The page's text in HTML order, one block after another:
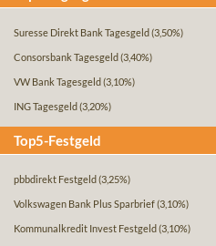
Suresse Direkt Bank Tagesgeld (3,50%)
Consorsbank Tagesgeld (3,40%)
VW Bank Tagesgeld (3,10%)
ING Tagesgeld (3,20%)
Top5-Festgeld
pbbdirekt Festgeld (3,25%)
Volkswagen Bank Plus Sparbrief(3,10%)
Kommunalkredit Invest Festgeld (3,10%)